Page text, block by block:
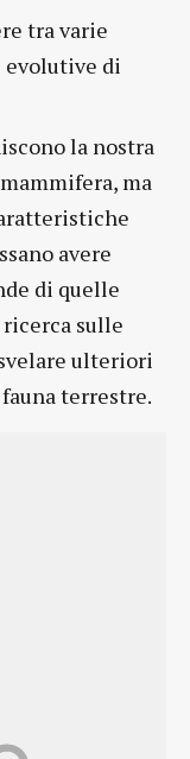
tra varie
evolutive di
la nostra
ma
avere
di quelle
sulle
ulteriori
terrestre.